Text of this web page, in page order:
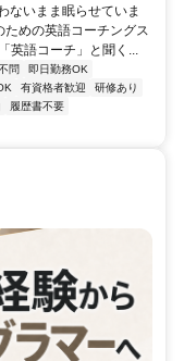
ないまま眠らせていま
ための英語コーチングス
語コーチ」と聞く...
問
即日勤務OK
有資格者歓迎
研修あり
履歴書不要